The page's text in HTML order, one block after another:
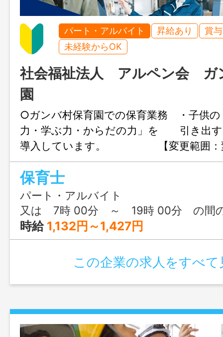
パート・アルバイト 昇給あり
賞
未経験からOK
社会福祉法人 アルペン会 ガ
園
○ガンバ村保育園での保育業務 ・子供の
力・学ぶ力・からだの力」を 引き出す
導入しています。 【変更範囲：
保育士
パート・アルバイト
又は 7時 00分 ～ 19時 00分 の間
時給 1,132円～1,427円
この企業の求人をすべて